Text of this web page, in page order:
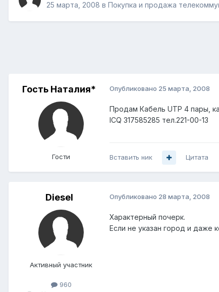
25 марта, 2008 в Покупка и продажа
Гость Наталия*
Гости
Опубликовано 25 марта, 2008
Продам Кабель UTP 4 пары,
ICQ 317585285 тел.221-00-13
Вставить ник Цитата
Diesel
Активный участник
960
Опубликовано 28 марта, 2008
Характерный почерк.
Если не указан город и даже